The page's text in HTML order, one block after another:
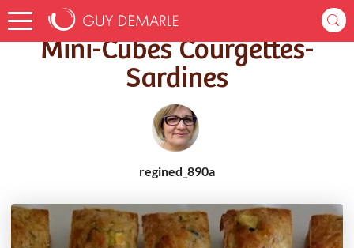
Accueil Recettes Mini-Cubes Courgettes-Sardines
Mini-Cubes Courgettes-
Sardines
regined_890a